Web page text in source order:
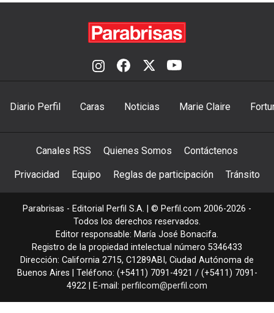
Diario Perfil Caras Noticias Marie Claire
Canales RSS Quienes Somos Contáctenos
Privacidad Equipo Reglas de participación Tránsito
Parabrisas - Editorial Perfil S.A. | © Perfil.com 2006-2026 -
Todos los derechos reservados.
Editor responsable: María José Bonacifa.
Registro de la propiedad intelectual número 5346433
Dirección: California 2715, C1289ABI , Ciudad Autónoma de
Buenos Aires | Teléfono: (+5411) 7091-4921 / (+5411) 7091-
4922 | E-mail: perfilcom@perfil.com